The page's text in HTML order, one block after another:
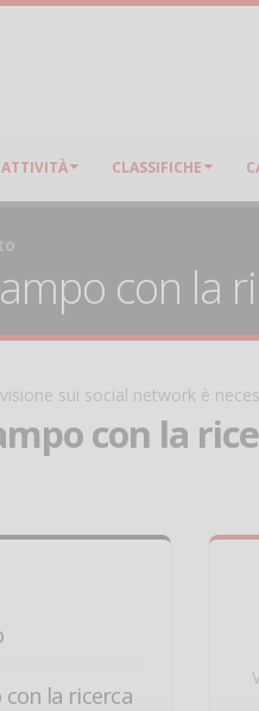
ATTIVITÀ CLASSIFICHE
con la
sui social network è
con la
con la ricerca